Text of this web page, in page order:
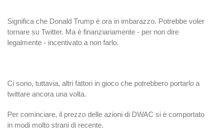
Significa che Donald Trump è ora in imbarazzo. Potrebbe voler
tornare su Twitter. Ma è finanziariamente - per non dire
legalmente - incentivato a non farlo.
Ci sono, tuttavia, altri fattori in gioco che potrebbero portarlo a
twittare ancora una volta.
Per cominciare, il prezzo delle azioni di DWAC si è comportato
in modi molto strani di recente.